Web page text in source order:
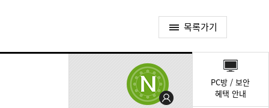
목록가기
PC방 / 보안
혜택 안내